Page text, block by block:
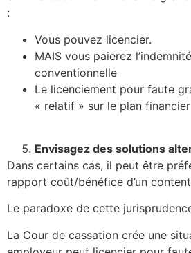
:
Vous pouvez licencier.
MAIS vous paierez
conventionnelle
Le licenciement pour faute
« relatif » sur le plan financier
Envisagez des solutions
Dans certains cas, il peut être
rapport coût/bénéfice d’un
Le paradoxe de cette
La Cour de cassation crée une